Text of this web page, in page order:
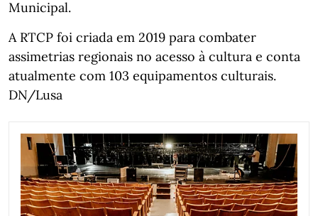
Municipal.
A RTCP foi criada em 2019 para combater
assimetrias regionais no acesso à cultura e conta
atualmente com 103 equipamentos culturais.
DN/Lusa